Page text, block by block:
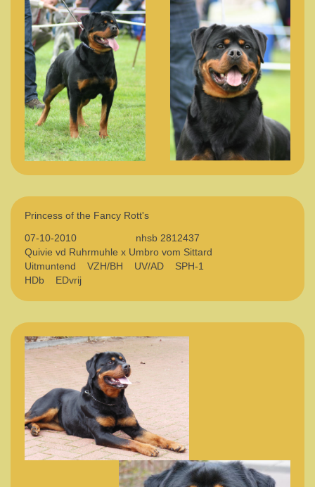
Princess of the Fancy Rott's
07-10-2010 nhsb 2812437
Quivie vd Ruhrmuhle x Umbro vom Sittard
Uitmuntend VZH/BH UV/AD SPH-1
HDb EDvrij